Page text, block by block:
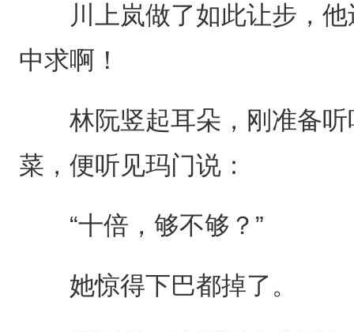
川上岚做了如此让步，他
中求啊！
林阮竖起耳朵，刚准备听
菜，便听见玛门说：
“十倍，够不够？”
她惊得下巴都掉了。